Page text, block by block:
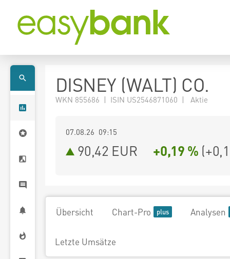
DISNEY (WALT) CO.
WKN 855686 | ISIN US2546871060 | Aktie
07.08.26 09:15
90,42 EUR +0,19 % (
Übersicht Chart-Pro Analysen
Letzte Umsätze